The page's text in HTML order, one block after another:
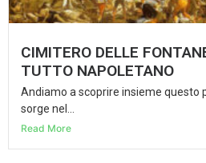
CIMITERO DELLE
TUTTO NAPOLETANO
Andiamo a scoprire insieme questo
sorge nel...
Read More